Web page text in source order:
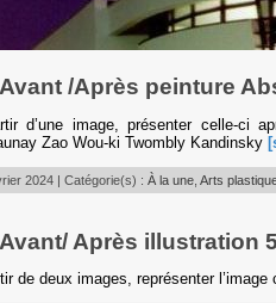
/Après peinture
d’une image, présenter celle-ci
Zao Wou-ki Twombly Kandinsky
2024 | Catégorie(s) : À la une Arts
Après illustration
de deux images, représenter